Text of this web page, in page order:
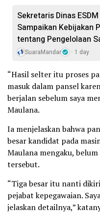
Sekretaris Dinas
Sampaikan Kebijakan
tentang Pengelolaan
SuaraMandar 1 day
“Hasil selter itu proses
masuk dalam pansel
berjalan sebelum saya
Maulana.
Ia menjelaskan bahwa
besar kandidat pada
Maulana mengaku,
tersebut.
“Tiga besar itu nanti
pejabat kepegawaian.
jelaskan detailnya,”